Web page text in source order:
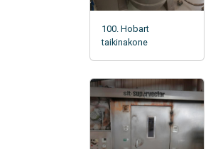
100. Hobart
taikinakone